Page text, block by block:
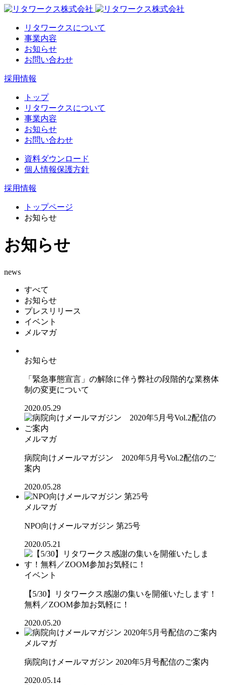
リタワークスについて
事業内容
お知らせ
お問い合わせ
採用情報
トップ
リタワークスについて
事業内容
お知らせ
お問い合わせ
資料ダウンロード
個人情報保護方針
採用情報
トップページ
お知らせ
お知らせ
news
すべて
お知らせ
プレスリリース
イベント
メルマガ
お知らせ
「緊急事態宣言」の解除に伴う弊社の段階的な業務体
制の変更について
2020.05.29
メルマガ
病院向けメールマガジン 2020年5月号Vol.2配信のご
案内
2020.05.28
メルマガ
NPO向けメールマガジン 第25号
2020.05.21
イベント
【5/30】リタワークス感謝の集いを開催いたします！
無料／ZOOM参加お気軽に！
2020.05.20
メルマガ
病院向けメールマガジン 2020年5月号配信のご案内
2020.05.14